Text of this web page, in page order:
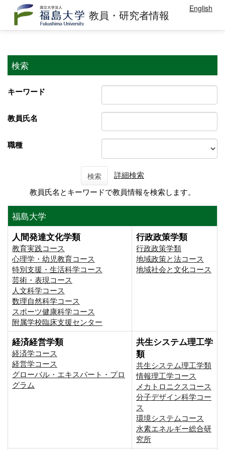
教員・研究者情報 English
検索
キーワード
教員氏名
職種
検索
詳細検索
教員氏名とキーワードで教員情報を検索します。
福島大学
人間発達文化学類
教育実践コース
心理学・幼児教育コース
特別支援・生活科学コース
芸術・表現コース
人文科学コース
数理自然科学コース
スポーツ健康科学コース
附属学校臨床支援センター
行政政策学類
行政政策学類
地域政策と法コース
地域社会と文化コース
経済経営学類
経済学コース
経営学コース
グローバル・エキスパート・プロ
グラム
共生システム理工学
類
共生システム理工学類
情報理工学コース
メカトロニクスコース
分子デザイン科学コー
ス
環境システムコース
⽔素エネルギー総合研
究所